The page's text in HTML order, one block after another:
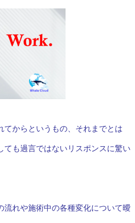
てからというもの、それまでとは
ても過言ではないリスポンスに驚い
流れや施術中の各種変化について曖